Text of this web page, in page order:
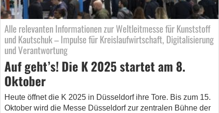
Alle relevanten Informationen zur Weltleitmesse für Kunststoff
und Kautschuk – Impulse für Kreislaufwirtschaft, Digitalisierung
und Verantwortung
Auf geht’s! Die K 2025 startet am 8.
Oktober
Heute öffnet die K 2025 in Düsseldorf ihre Tore. Bis zum 15.
Oktober wird die Messe Düsseldorf zur zentralen Bühne der